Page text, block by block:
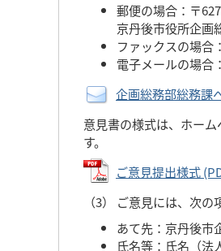
郵便の場合：〒
京丹後市役所企画
ファックスの場合
電子メールの場合
企画総務部総務課
意見書の様式は、ホー
す。
ご意見提出様式
（3） ご意見には、次の
あて先：京丹後市
氏名等：氏名（法